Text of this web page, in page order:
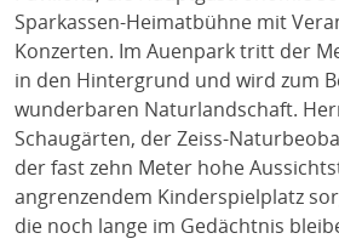
Sparkassen-Heimatbühne mit
Konzerten. Im Auenpark tritt der
in den Hintergrund und wird zum
wunderbaren Naturlandschaft.
Schaugärten, der Zeiss-
der fast zehn Meter hohe
angrenzendem Kinderspielplatz
die noch lange im Gedächtnis